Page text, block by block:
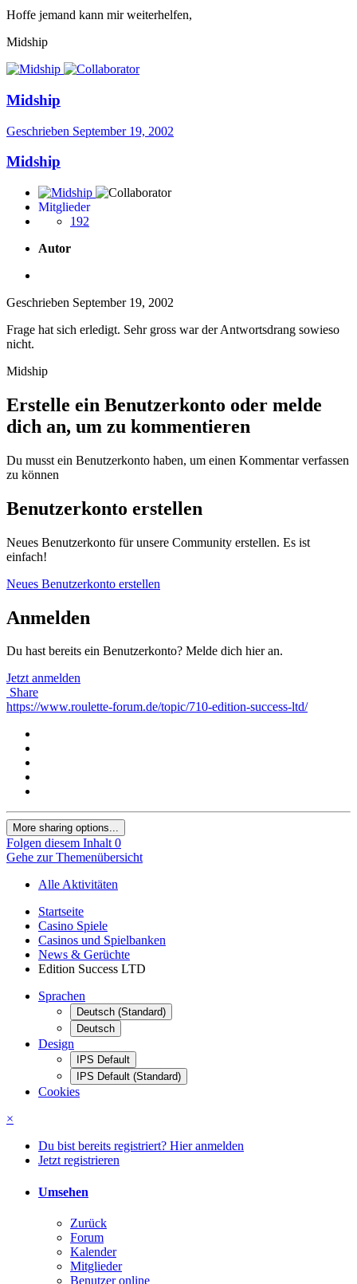
Hoffe jemand kann mir weiterhelfen,
Midship
Midship
Geschrieben September 19, 2002
Midship
Mitglieder
192
Autor
Geschrieben September 19, 2002
Frage hat sich erledigt. Sehr gross war der Antwortsdrang sowieso
nicht.
Midship
Erstelle ein Benutzerkonto oder melde
dich an, um zu kommentieren
Du musst ein Benutzerkonto haben, um einen Kommentar verfassen
zu können
Benutzerkonto erstellen
Neues Benutzerkonto für unsere Community erstellen. Es ist
einfach!
Neues Benutzerkonto erstellen
Anmelden
Du hast bereits ein Benutzerkonto? Melde dich hier an.
Jetzt anmelden
Share
https://www.roulette-forum.de/topic/710-edition-success-ltd/
More sharing options...
Folgen diesem Inhalt 0
Gehe zur Themenübersicht
Alle Aktivitäten
Startseite
Casino Spiele
Casinos und Spielbanken
News & Gerüchte
Edition Success LTD
Sprachen
Deutsch (Standard)
Deutsch
Design
IPS Default
IPS Default (Standard)
Cookies
×
Du bist bereits registriert? Hier anmelden
Jetzt registrieren
Umsehen
Zurück
Forum
Kalender
Mitglieder
Benutzer online